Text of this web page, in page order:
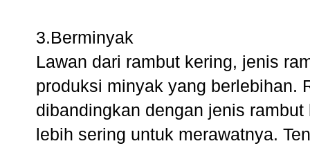
3.Berminyak
Lawan dari rambut kering, jenis
produksi minyak yang berlebihan.
dibandingkan dengan jenis
lebih sering untuk merawatnya.